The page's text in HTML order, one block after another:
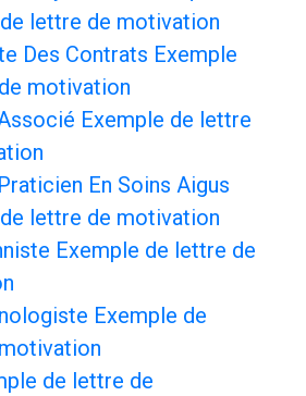
lettre de motivation
Des Contrats Exemple
motivation
Exemple de lettre
En Soins Aigus
lettre de motivation
Exemple de lettre de
Exemple de
de lettre de